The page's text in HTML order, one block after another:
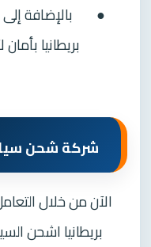
●
بالإضافة
بريطانيا
شركة شحن
الآن من خلال
بريطانيا اشحن